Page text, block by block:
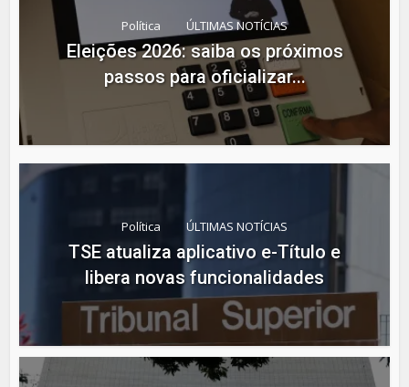
Política ÚLTIMAS NOTÍCIAS
Eleições 2026: saiba os próximos
passos para oficializar...
Política ÚLTIMAS NOTÍCIAS
TSE atualiza aplicativo e-Título e
libera novas funcionalidades